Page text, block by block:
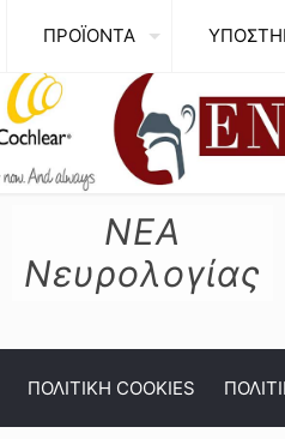
ΠΡΟΪΟΝΤΑ
ΝΕΑ
Νευρολογίας
ΠΟΛΙΤΙΚΗ COOKIES